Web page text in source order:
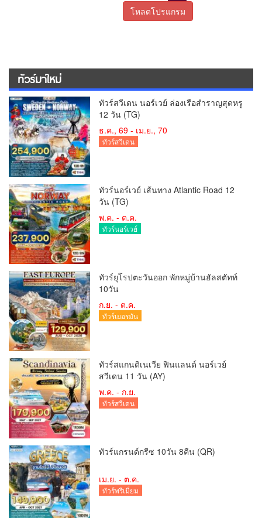
โหลดโปรแกรม
ทัวร์มาใหม่
ทัวร์สวีเดน นอร์เวย์ ล่องเรือสำราญสุดหรู
12 วัน (TG)
ธ.ค., 69 - เม.ย., 70
ทัวร์สวีเดน
ทัวร์นอร์เวย์ เส้นทาง Atlantic Road 12
วัน (TG)
พ.ค. - ต.ค.
ทัวร์นอร์เวย์
ทัวร์ยุโรปตะวันออก พักหมู่บ้านฮัลสตัทท์
10วัน
ก.ย. - ต.ค.
ทัวร์เยอรมัน
ทัวร์สแกนดิเนเวีย ฟินแลนด์ นอร์เวย์
สวีเดน 11 วัน (AY)
พ.ค. - ก.ย.
ทัวร์สวีเดน
ทัวร์แกรนด์กรีซ 10วัน 8คืน (QR)
เม.ย. - ต.ค.
ทัวร์พรีเมี่ยม